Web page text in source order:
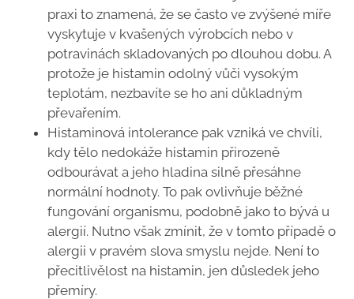
praxi to znamená, že se často ve zvýšené míře
vyskytuje v kvašených výrobcích nebo v
potravinách skladovaných po dlouhou dobu. A
protože je histamin odolný vůči vysokým
teplotám, nezbavíte se ho ani důkladným
převařením.
Histaminová intolerance pak vzniká ve chvíli,
kdy tělo nedokáže histamin přirozeně
odbourávat a jeho hladina silně přesáhne
normální hodnoty. To pak ovlivňuje běžné
fungování organismu, podobně jako to bývá u
alergií. Nutno však zmínit, že v tomto případě o
alergii v pravém slova smyslu nejde. Není to
přecitlivělost na histamin, jen důsledek jeho
přemíry.